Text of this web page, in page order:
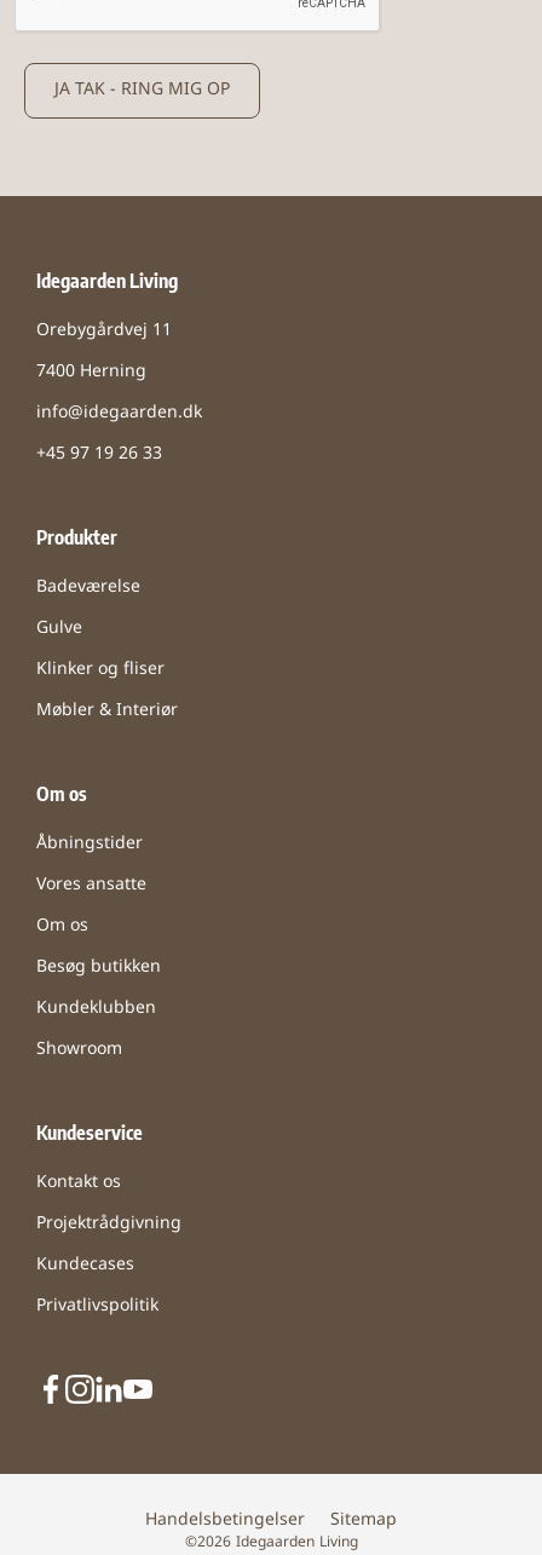
JA TAK - RING MIG OP
Idegaarden Living
Orebygårdvej 11
7400 Herning
info@idegaarden.dk
+45 97 19 26 33
Produkter
Badeværelse
Gulve
Klinker og fliser
Møbler & Interiør
Om os
Åbningstider
Vores ansatte
Om os
Besøg butikken
Kundeklubben
Showroom
Kundeservice
Kontakt os
Projektrådgivning
Kundecases
Privatlivspolitik
©2026 Idegaarden Living
Handelsbetingelser Sitemap